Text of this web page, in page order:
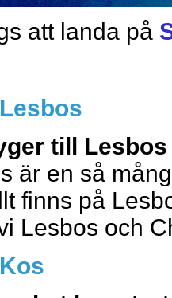
att landa på
till
är en så
finns på
Lesbos och